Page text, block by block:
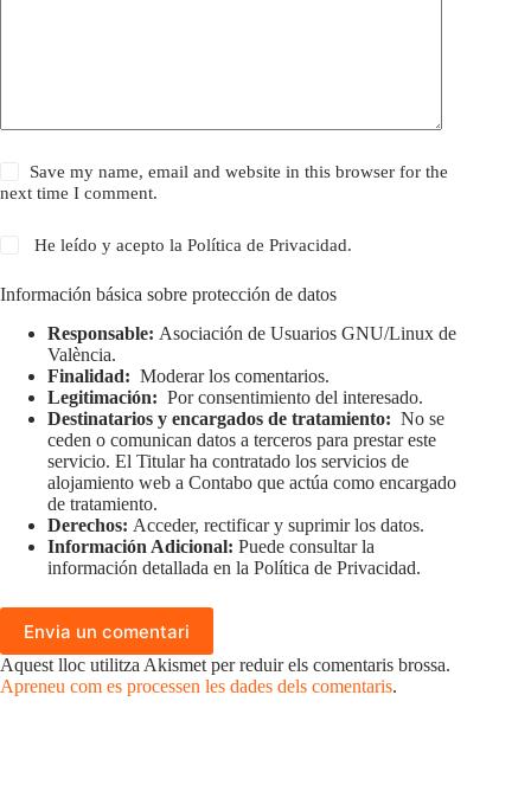
Save my name, email and website in this browser for the
next time I comment.
He leído y acepto laPolítica de Privacidad.
Información básica sobre protección de datos
Responsable: Asociación de Usuarios GNU/Linux de
València.
Finalidad: Moderar los comentarios.
Legitimación: Por consentimiento del interesado.
Destinatarios y encargados de tratamiento: No se
ceden o comunican datos a terceros para prestar este
servicio. El Titular ha contratado los servicios de
alojamiento web a Contabo que actúa como encargado
de tratamiento.
Derechos: Acceder, rectificar y suprimir los datos.
Información Adicional: Puede consultar la
información detallada en la Política de Privacidad.
Envia un comentari
Aquest lloc utilitza Akismet per reduir els comentaris brossa.
Apreneu com es processen les dades dels comentaris.